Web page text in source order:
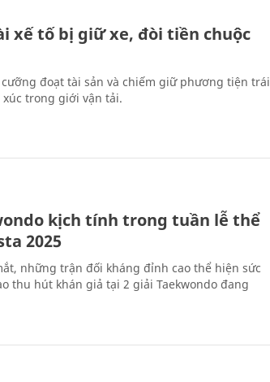
xế tố bị giữ xe, đòi tiền chuộc
đoạt tài sản và chiếm giữ phương tiện trái
trong giới vận tải.
kịch tính trong tuần lễ thể
2025
những trận đối kháng đỉnh cao thể hiện sức
thu hút khán giả tại 2 giải Taekwondo đang